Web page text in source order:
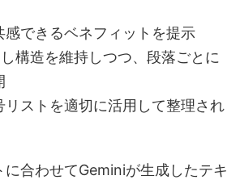
感できるベネフィットを提示
構造を維持しつつ、段落ごとに
リストを適切に活用して整理され
合わせてGeminiが生成したテキ